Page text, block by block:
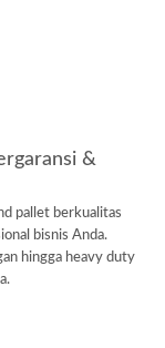
&
pallet berkualitas
bisnis Anda.
hingga heavy duty